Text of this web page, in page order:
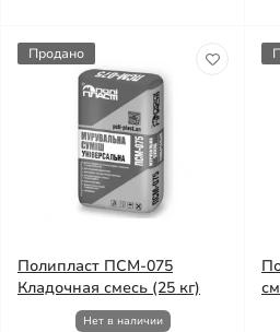
Продано
Полипласт ПСМ-075
Кладочная смесь (25 кг)
Нет в наличии